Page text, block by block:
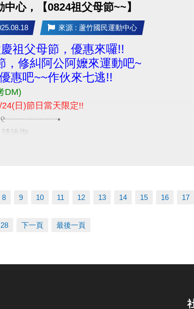
心，【0824祖父母節~~】
來源 : 蘆竹國民運動中心
祖父母節，優惠來囉!!
，修糾阿公阿嬤來運動吧~
惠吧~~作伙來七逃!!
DM)
日)節日當天限定!!
請洽詢
8 9 10 11 12 13 14 15 16 17
28 下一頁 最後一頁